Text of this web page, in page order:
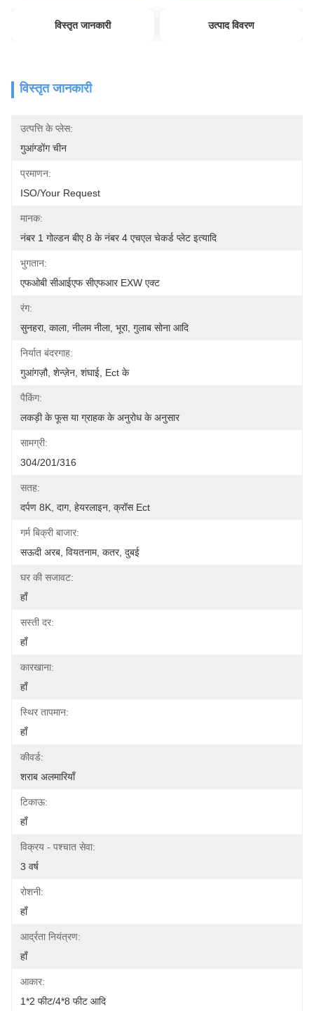
विस्तृत जानकारी उत्पाद विवरण
विस्तृत जानकारी
उत्पत्ति के प्लेस:
गुआंग्डोंग चीन
प्रमाणन:
ISO/your Request
मानक:
नंबर 1 गोल्डन बीए 8 के नंबर 4 एचएल चेकर्ड प्लेट इत्यादि
भुगतान:
एफओबी सीआईएफ सीएफआर EXW एक्ट
रंग:
सुनहरा, काला, नीलम नीला, भूरा, गुलाब सोना आदि
निर्यात बंदरगाह:
गुआंगज़ौ, शेन्ज़ेन, शंघाई, Ect के
पैकिंग:
लकड़ी के फूस या ग्राहक के अनुरोध के अनुसार
सामग्री:
304/201/316
सतह:
दर्पण 8K, दाग, हेयरलाइन, क्रॉस Ect
गर्म बिक्री बाजार:
सऊदी अरब, वियतनाम, कतर, दुबई
घर की सजावट:
हाँ
सस्ती दर:
हाँ
कारखाना:
हाँ
स्थिर तापमान:
हाँ
कीवर्ड:
शराब अलमारियाँ
टिकाऊ:
हाँ
विक्रय - पश्चात सेवा:
3 वर्ष
रोशनी:
हाँ
आर्द्रता नियंत्रण:
हाँ
आकार:
1*2 फीट/4*8 फीट आदि